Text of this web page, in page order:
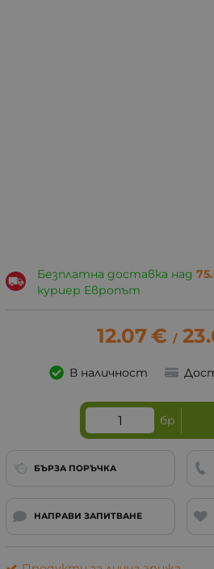
Безплатна доставка над
куриер Европът
12.07€ /
В наличност
бр
БЪРЗА ПОРЪЧКА
НАПРАВИ ЗАПИТВАНЕ